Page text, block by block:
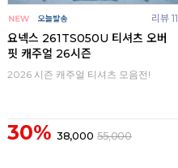
리뷰 11
요넥스 261TS050U 티셔츠 오버
핏 캐주얼 26시즌
2026 시즌 캐주얼 티셔츠 모음전!
30% 38,000 55,000